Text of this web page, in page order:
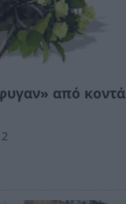
από κοντά